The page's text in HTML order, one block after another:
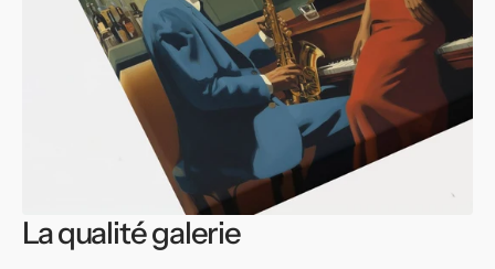
La qualité galerie